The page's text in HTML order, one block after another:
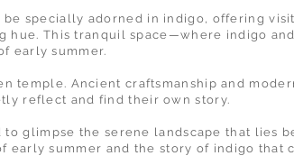
be specially adorned in indigo, offering
hue. This tranquil space—where indigo
early summer.
temple. Ancient craftsmanship and
reflect and find their own story.
glimpse the serene landscape that lies
summer and the story of indigo that